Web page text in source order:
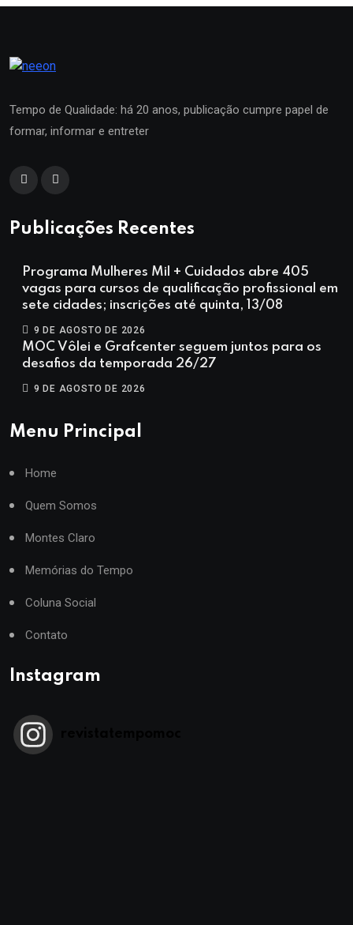
Tempo de Qualidade: há 20 anos, publicação cumpre papel de
formar, informar e entreter
Publicações Recentes
Programa Mulheres Mil + Cuidados abre 405
vagas para cursos de qualificação profissional em
sete cidades; inscrições até quinta, 13/08
9 DE AGOSTO DE 2026
MOC Vôlei e Grafcenter seguem juntos para os
desafios da temporada 26/27
9 DE AGOSTO DE 2026
Menu Principal
Home
Quem Somos
Montes Claro
Memórias do Tempo
Coluna Social
Contato
Instagram